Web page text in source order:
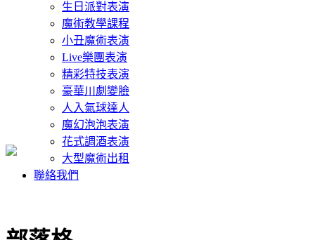
生日派對表演
魔術教學課程
小丑魔術表演
Live樂團表演
精彩特技表演
豪華川劇變臉
人入氣球達人
魔幻泡泡表演
花式調酒表演
大型魔術出租
聯絡我們